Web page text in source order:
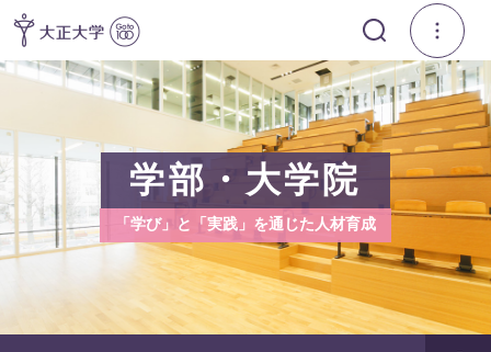
学部・大学院
「学び」と「実践」を通じた人材育成